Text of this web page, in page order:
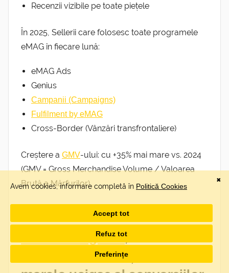
Recenzii vizibile pe toate piețele
În 2025, Sellerii care folosesc toate programele
eMAG în fiecare lună:
eMAG Ads
Genius
Campanii (Campaigns)
Fulfilment by eMAG
Cross-Border (Vânzări transfrontaliere)
Creștere a GMV-ului: cu +35% mai mare vs. 2024
(GMV = Gross Merchandise Volume / Valoarea
Brută a Mărfurilor).
Michael Aagaard, CRO
Consultant – Fricțiunea: